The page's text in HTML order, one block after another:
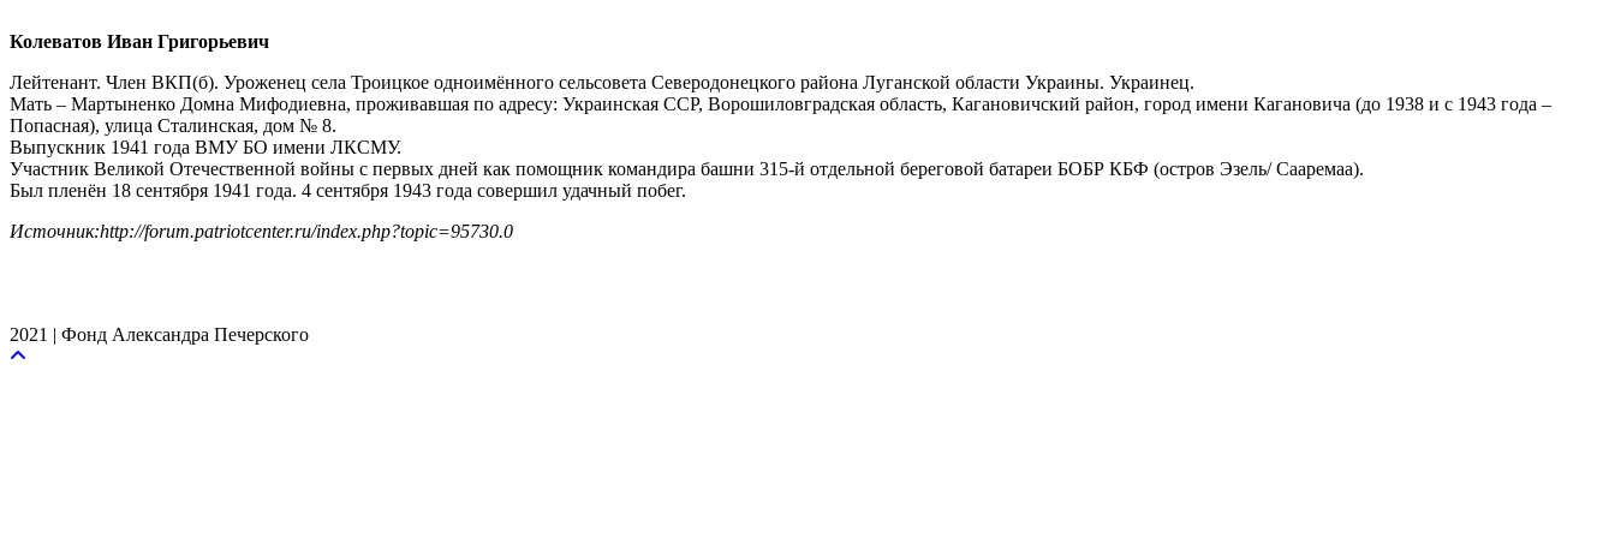
Колеватов Иван Григорьевич
Лейтенант. Член ВКП(б). Уроженец села Троицкое одноимённого сельсовета Северодонецкого района Луганской области Украины. Украинец.
Мать – Мартыненко Домна Мифодиевна, проживавшая по адресу: Украинская ССР, Ворошиловградская область, Кагановичский район, город имени Кагановича (до 1938 и с 1943 года –
Попасная), улица Сталинская, дом № 8.
Выпускник 1941 года ВМУ БО имени ЛКСМУ.
Участник Великой Отечественной войны с первых дней как помощник командира башни 315-й отдельной береговой батареи БОБР КБФ (остров Эзель/ Сааремаа).
Был пленён 18 сентября 1941 года. 4 сентября 1943 года совершил удачный побег.
Источник:http://forum.patriotcenter.ru/index.php?topic=95730.0
2021 | Фонд Александра Печерского